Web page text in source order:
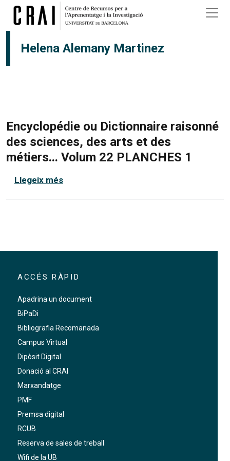
Vés al contingut
Helena Alemany Martinez
Encyclopédie ou Dictionnaire raisonné
des sciences, des arts et des
métiers... Volum 22 PLANCHES 1
Llegeix méssobre Encyclopédie ou Dictionnaire
ACCÉS RÀPID
Apadrina un document
BiPaDi
Bibliografia Recomanada
Campus Virtual
Dipòsit Digital
Donació al CRAI
Marxandatge
PMF
Premsa digital
RCUB
Reserva de sales de treball
Wifi de la UB